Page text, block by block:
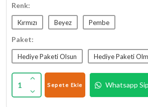
Renk:
Kırmızı Beyez Pembe
Paket:
Hediye Paketi Olsun Hediye Paketi
1 Sepete Ekle Whatsapp